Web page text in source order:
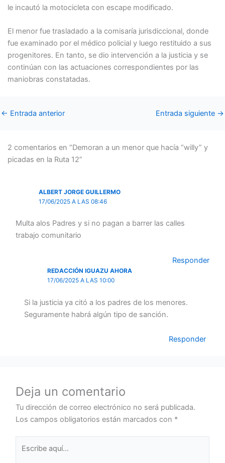
le incautó la motocicleta con escape modificado.
El menor fue trasladado a la comisaría jurisdiccional, donde
fue examinado por el médico policial y luego restituido a sus
progenitores. En tanto, se dio intervención a la justicia y se
continúan con las actuaciones correspondientes por las
maniobras constatadas.
← Entrada anterior Entrada siguiente →
2 comentarios en “Demoran a un menor que hacía “willy” y
picadas en la Ruta 12”
ALBERT JORGE GUILLERMO
17/06/2025 A LAS 08:46
Multa alos Padres y si no pagan a barrer las calles
trabajo comunitario
Responder
REDACCIÓN IGUAZU AHORA
17/06/2025 A LAS 10:00
Si la justicia ya citó a los padres de los menores.
Seguramente habrá algún tipo de sanción.
Responder
Deja un comentario
Tu dirección de correo electrónico no será publicada.
Los campos obligatorios están marcados con *
aquí...